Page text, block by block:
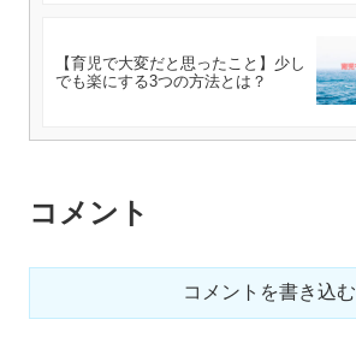
【育児で大変だと思ったこと】少し
でも楽にする3つの方法とは？
コメント
コメントを書き込む